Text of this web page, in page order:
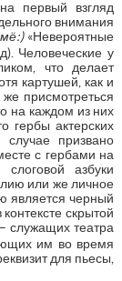
первый взгляд
внимания
«Невероятные
Человеческие у
что делает
картушей, как и
присмотреться
на каждом из них
гербы актерских
призвано
с гербами на
азбуки
или же личное
является черный
скрытой
служащих театра
им во время
для пьесы,